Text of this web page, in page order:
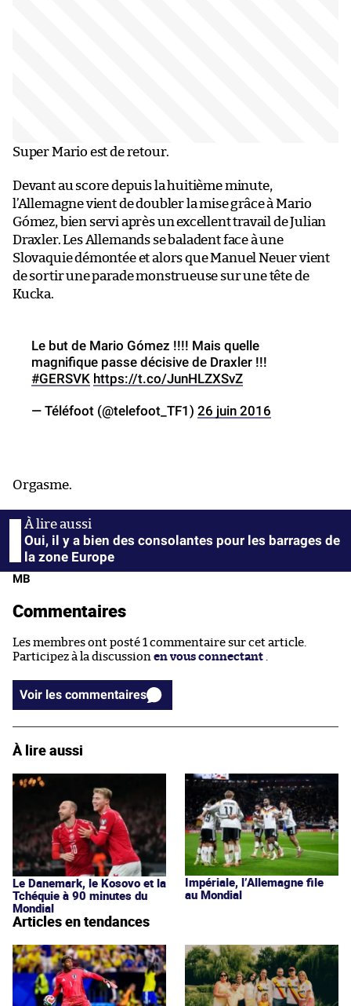
Super Mario est de retour.
Devant au score depuis la huitième minute,
l’Allemagne vient de doubler la mise grâce à Mario
Gómez, bien servi après un excellent travail de Julian
Draxler. Les Allemands se baladent face à une
Slovaquie démontée et alors que Manuel Neuer vient
de sortir une parade monstrueuse sur une tête de
Kucka.
Le but de Mario Gómez !!!! Mais quelle
magnifique passe décisive de Draxler !!!
#GERSVK https://t.co/JunHLZXSvZ
— Téléfoot (@telefoot_TF1) 26 juin 2016
Orgasme.
Oui, il y a bien des consolantes pour les barrages de
la zone Europe
MB
Commentaires
Les membres ont posté 1 commentaire sur cet article.
Participez à la discussion en vous connectant .
Voir les commentaires
À lire aussi
Le Danemark, le Kosovo et la
Tchéquie à 90 minutes du
Mondial
Impériale, l’Allemagne file
au Mondial
Articles en tendances